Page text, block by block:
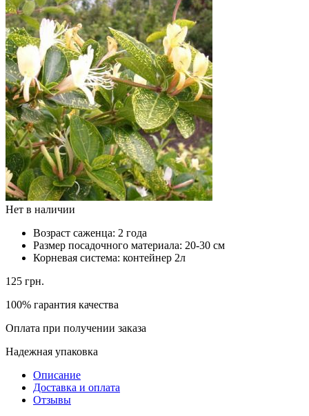
Нет в наличии
Возраст саженца: 2 года
Размер посадочного материала: 20-30 см
Корневая система: контейнер 2л
125 грн.
100% гарантия качества
Оплата при получении заказа
Надежная упаковка
Описание
Доставка и оплата
Отзывы